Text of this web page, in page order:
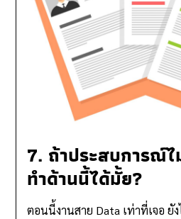
7. ถ้าประสบการณ์
ทำด้านนี้ได้มั้ย?
ตอนนี้งานสาย Data เท่าที่เจอ ยั